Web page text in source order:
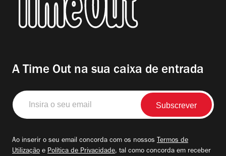
A Time Out na sua caixa de entrada
Insira
o
seu
Ao inserir o seu email concorda com os nossos Termos de
Utilização e Política de Privacidade, tal como concorda em receber